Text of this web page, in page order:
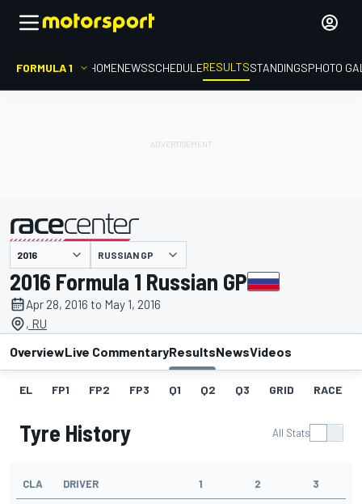
FORMULA 1 HOMENEWSSCHEDULERESULTSSTANDINGSPHOTO
presented by RUSSIAN GP
2016 Formula 1 Russian GP
Apr 28, 2016 to May 1, 2016
, RU
OverviewLive CommentaryResultsNewsVideos
EL FP1 FP2 FP3 Q1 Q2 Q3 GRID RACE
Tyre History All Stats
CLA DRIVER 1 2 3